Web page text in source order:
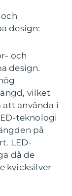
design:
och
design.
vilket
använda i
teknologi
på
LED-
då de
kvicksilver